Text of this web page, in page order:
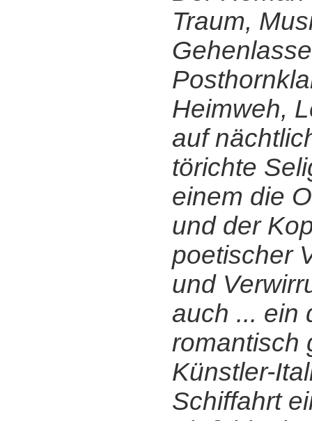
Traum,
Heimweh,
auf
törichte
einem die
und der
poetischer
und
auch ... ein
romantisch
Künstler-
Schiffahrt